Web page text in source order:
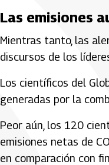
Las emisiones
Mientras tanto, las
discursos de los
Los científicos del
generadas por la
Peor aún, los 120
emisiones netas de
en comparación con